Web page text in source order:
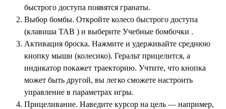
быстрого доступа появятся гранаты.
Выбор бомбы. Откройте колесо быстрого доступа
(клавиша TAB ) и выберите Учебные бомбочки .
Активация броска. Нажмите и удерживайте среднюю
кнопку мыши (колесико). Геральт прицелится, а
индикатор покажет траекторию. Учтите, что кнопка
может быть другой, вы легко сможете настроить
управление в параметрах игры.
Прицеливание. Наведите курсор на цель — например,